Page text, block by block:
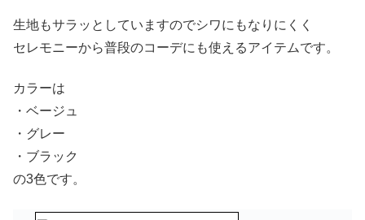
生地もサラッとしていますのでシワにもなりにくく
セレモニーから普段のコーデにも使えるアイテムです。
カラーは
・ベージュ
・グレー
・ブラック
の3色です。